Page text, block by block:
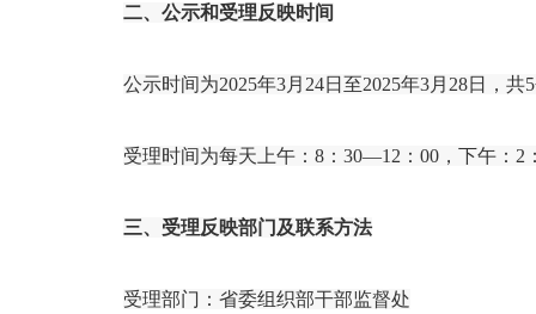
二、公示和受理反映时间
公示时间为2025年3月24日至2025年3月28日，共
受理时间为每天上午： 8：30—12：00，下午：2
三、受理反映部门及联系方法
受理部门：省委组织部干部监督处